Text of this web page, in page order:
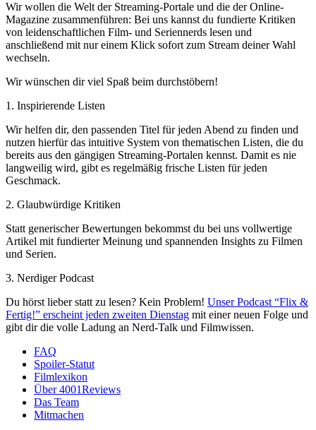
Wir wollen die Welt der Streaming-Portale und die der Online-
Magazine zusammenführen: Bei uns kannst du fundierte Kritiken
von leidenschaftlichen Film- und Seriennerds lesen und
anschließend mit nur einem Klick sofort zum Stream deiner Wahl
wechseln.
Wir wünschen dir viel Spaß beim durchstöbern!
1. Inspirierende Listen
Wir helfen dir, den passenden Titel für jeden Abend zu finden und
nutzen hierfür das intuitive System von thematischen Listen, die du
bereits aus den gängigen Streaming-Portalen kennst. Damit es nie
langweilig wird, gibt es regelmäßig frische Listen für jeden
Geschmack.
2. Glaubwürdige Kritiken
Statt generischer Bewertungen bekommst du bei uns vollwertige
Artikel mit fundierter Meinung und spannenden Insights zu Filmen
und Serien.
3. Nerdiger Podcast
Du hörst lieber statt zu lesen? Kein Problem! Unser Podcast “Flix &
Fertig!” erscheint jeden zweiten Dienstag mit einer neuen Folge und
gibt dir die volle Ladung an Nerd-Talk und Filmwissen.
FAQ
Spoiler-Statut
Filmlexikon
Über 4001Reviews
Das Team
Mitmachen